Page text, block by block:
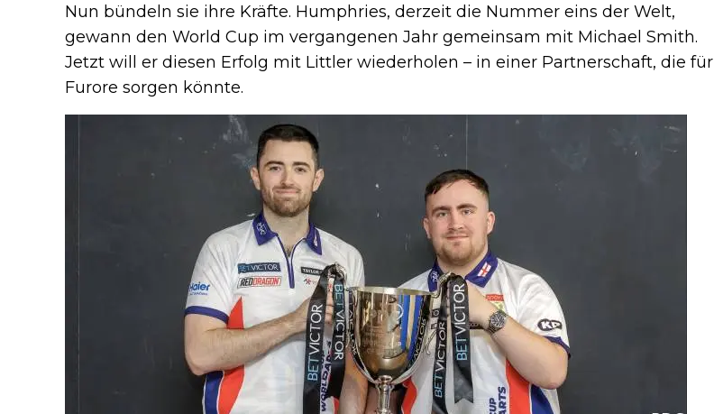
Nun bündeln sie ihre Kräfte. Humphries, derzeit die Nummer eins der Welt,
gewann den World Cup im vergangenen Jahr gemeinsam mit Michael Smith.
Jetzt will er diesen Erfolg mit Littler wiederholen – in einer Partnerschaft, die für
Furore sorgen könnte.